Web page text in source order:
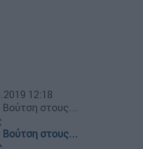
12:18
στους...
στους...